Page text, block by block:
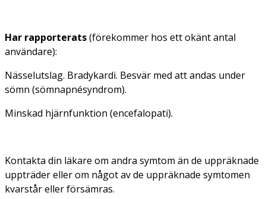
Har rapporterats(förekommer hos ett okänt antal
användare):
Nässelutslag. Bradykardi. Besvär med att andas under
sömn (sömnapnésyndrom).
Minskad hjärnfunktion (encefalopati).
Kontakta din läkare om andra symtom än de uppräknade
uppträder eller om något av de uppräknade symtomen
kvarstår eller försämras.